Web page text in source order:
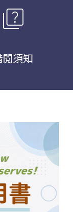
quiz
閱須知